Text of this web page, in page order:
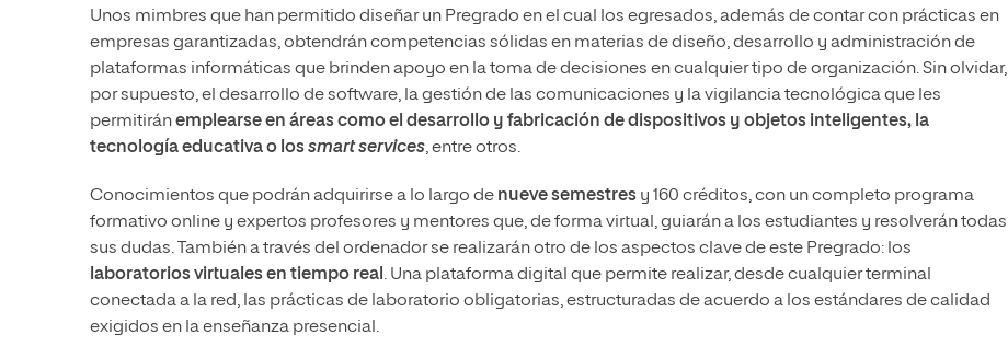
Unos mimbres que han permitido diseñar un Pregrado en el cual los egresados, además de contar con prácticas en
empresas garantizadas, obtendrán competencias sólidas en materias de diseño, desarrollo y administración de
plataformas informáticas que brinden apoyo en la toma de decisiones en cualquier tipo de organización. Sin olvidar,
por supuesto, el desarrollo de software, la gestión de las comunicaciones y la vigilancia tecnológica que les
permitiránemplearse en áreas como el desarrollo y fabricación de dispositivos y objetos inteligentes, la
tecnología educativa o lossmart services, entre otros.
Conocimientos que podrán adquirirse a lo largo de nueve semestres y 160 créditos, con un completo programa
formativo online y expertos profesores y mentores que, de forma virtual, guiarán a los estudiantes y resolverán todas
sus dudas. También a través del ordenador se realizarán otro de los aspectos clave de este Pregrado: los
laboratorios virtuales en tiempo real . Una plataforma digital que permite realizar, desde cualquier terminal
conectada a la red, las prácticas de laboratorio obligatorias, estructuradas de acuerdo a los estándares de calidad
exigidos en la enseñanza presencial.